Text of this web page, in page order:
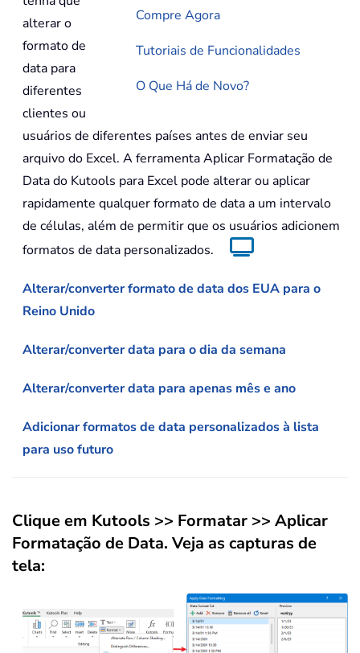
Compre Agora
Tutoriais de Funcionalidades
O Que Há de Novo?
alterar o
formato de
data para
diferentes
clientes ou
usuários de diferentes países antes de enviar seu
arquivo do Excel. A ferramenta Aplicar Formatação de
Data do Kutools para Excel pode alterar ou aplicar
rapidamente qualquer formato de data a um intervalo
de células, além de permitir que os usuários adicionem
formatos de data personalizados.
Alterar/converter formato de data dos EUA para o
Reino Unido
Alterar/converter data para o dia da semana
Alterar/converter data para apenas mês e ano
Adicionar formatos de data personalizados à lista
para uso futuro
Clique em Kutools >> Formatar >> Aplicar
Formatação de Data. Veja as capturas de
tela: